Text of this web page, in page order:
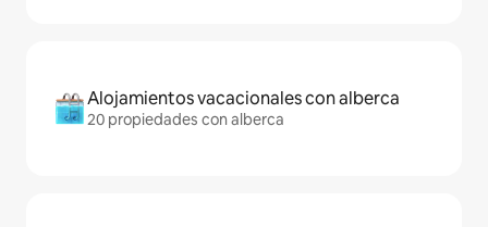
Alojamientos vacacionales con alberca
20 propiedades con alberca